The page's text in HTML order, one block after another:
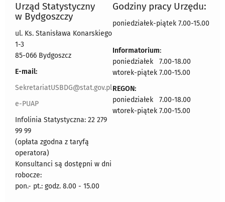
Urząd Statystyczny
w Bydgoszczy
ul. Ks. Stanisława Konarskiego
1-3
85-066 Bydgoszcz
E-mail:
SekretariatUSBDG@stat.gov.pl
e-PUAP
Infolinia Statystyczna: 22 279
99 99
(opłata zgodna z taryfą
operatora)
Konsultanci są dostępni w dni
robocze:
pon.- pt.: godz. 8.00 - 15.00
Godziny pracy Urzędu:
poniedziałek-piątek 7.00-15.00
Informatorium:
poniedziałek 7.00-18.00
wtorek-piątek 7.00-15.00
REGON:
poniedziałek 7.00-18.00
wtorek-piątek 7.00-15.00